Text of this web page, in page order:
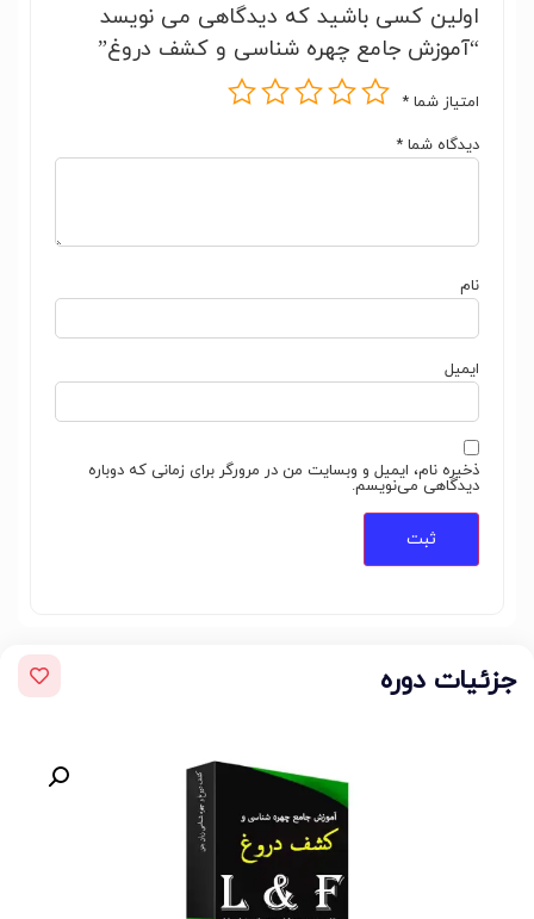
اولین کسی باشید که دیدگاهی می نویسد
“آموزش جامع چهره شناسی و کشف دروغ”
امتیاز شما *
دیدگاه شما *
نام
ایمیل
ذخیره نام، ایمیل و وبسایت من در مرورگر برای زمانی که دوباره
دیدگاهی می‌نویسم.
جزئیات دوره